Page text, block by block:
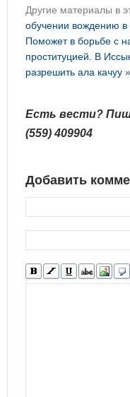
Другие материалы в
обучении вождению в
Поможет в борьбе с
проституцией. В
разрешить ала качуу »
Есть вести?
(559) 409904
Добавить